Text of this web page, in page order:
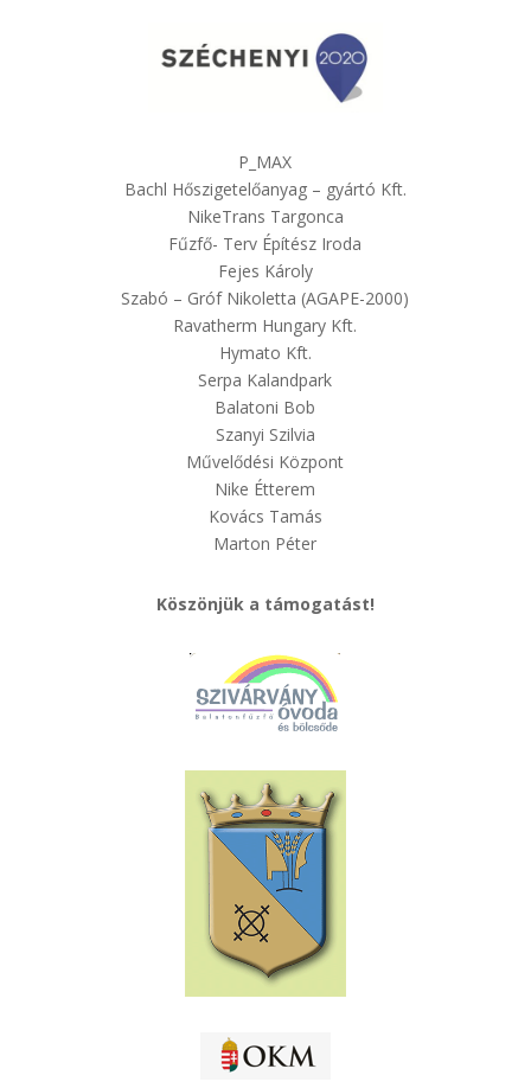
P_MAX
Bachl Hőszigetelőanyag – gyártó Kft.
NikeTrans Targonca
Fűzfő- Terv Építész Iroda
Fejes Károly
Szabó – Gróf Nikoletta (AGAPE-2000)
Ravatherm Hungary Kft.
Hymato Kft.
Serpa Kalandpark
Balatoni Bob
Szanyi Szilvia
Művelődési Központ
Nike Étterem
Kovács Tamás
Marton Péter
Köszönjük a támogatást!